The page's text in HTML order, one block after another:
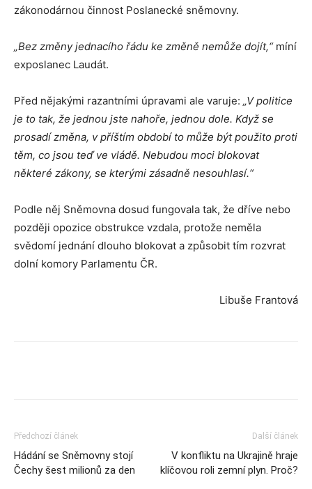
zákonodárnou činnost Poslanecké sněmovny.
„Bez změny jednacího řádu ke změně nemůže dojít,“míní
exposlanec Laudát.
Před nějakými razantními úpravami ale varuje: „V politice
je to tak, že jednou jste nahoře, jednou dole. Když se
prosadí změna, v příštím období to může být použito proti
těm, co jsou teď ve vládě. Nebudou moci blokovat
některé zákony, se kterými zásadně nesouhlasí.“
Podle něj Sněmovna dosud fungovala tak, že dříve nebo
později opozice obstrukce vzdala, protože neměla
svědomí jednání dlouho blokovat a způsobit tím rozvrat
dolní komory Parlamentu ČR.
Libuše Frantová
Předchozí článek
Hádání se Sněmovny stojí
Čechy šest milionů za den
Další článek
V konfliktu na Ukrajině hraje
klíčovou roli zemní plyn. Proč?